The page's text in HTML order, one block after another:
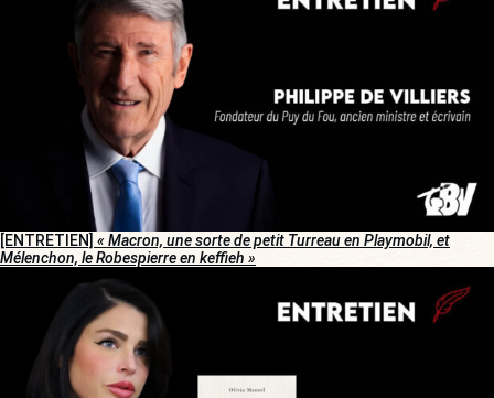
[ENTRETIEN] « Macron, une sorte de petit Turreau en Playmobil, et
Mélenchon, le Robespierre en keffieh »